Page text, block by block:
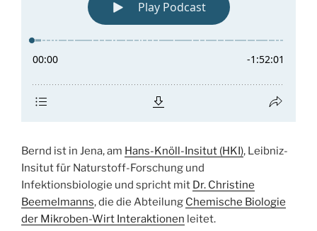
Bernd ist in Jena, am Hans-Knöll-Insitut (HKI), Leibniz-
Insitut für Naturstoff-Forschung und
Infektionsbiologie und spricht mit Dr. Christine
Beemelmanns, die die Abteilung Chemische Biologie
der Mikroben-Wirt Interaktionen leitet.